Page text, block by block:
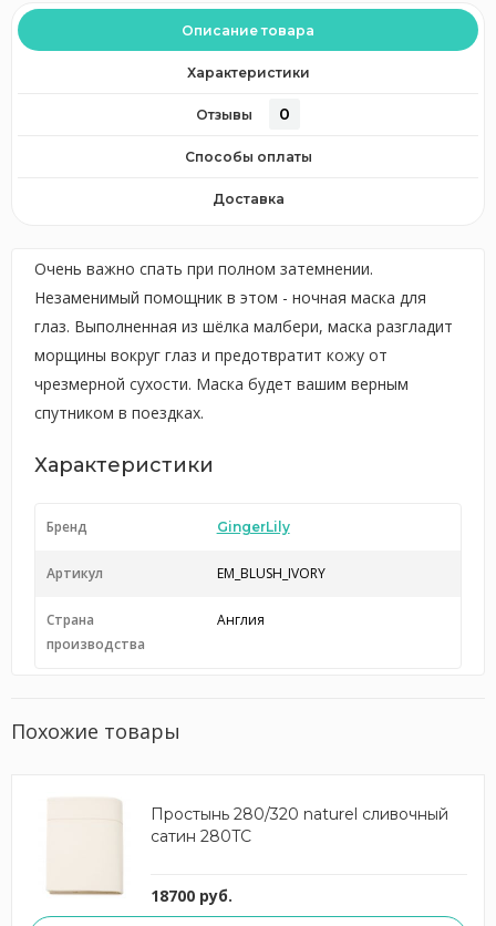
Описание товара
Характеристики
Отзывы 0
Способы оплаты
Доставка
Очень важно спать при полном затемнении.
Незаменимый помощник в этом - ночная маска для
глаз. Выполненная из шёлка малбери, маска разгладит
морщины вокруг глаз и предотвратит кожу от
чрезмерной сухости. Маска будет вашим верным
спутником в поездках.
Характеристики
Бренд GingerLily
Артикул EM_BLUSH_IVORY
Страна
производства
Англия
Похожие товары
Простынь 280/320 naturel сливочный
сатин 280TC
18700 руб.